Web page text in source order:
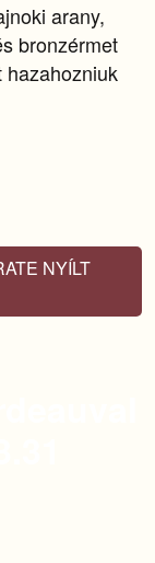
arany,
bronzérmet
hazahozniuk
NYÍLT